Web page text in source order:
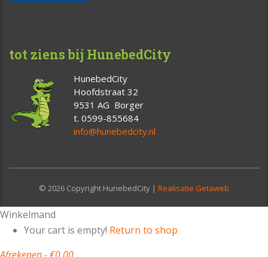
tot ziens bij HunebedCity
HunebedCity
Hoofdstraat 32
9531 AG Borger
t. 0599-855684
info@hunebedcity.nl
© 2026 Copyright HunebedCity | Realisatie Getaweb
Winkelmand
Your cart is empty! Return to shop
Afrekenen-€0,00